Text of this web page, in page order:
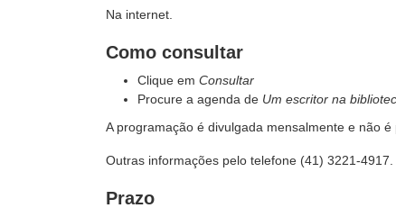
Na internet.
Como consultar
Clique em Consultar
Procure a agenda de Um escritor na
A programação é divulgada mensalmente e não
Outras informações pelo telefone (41) 3221-4917.
Prazo